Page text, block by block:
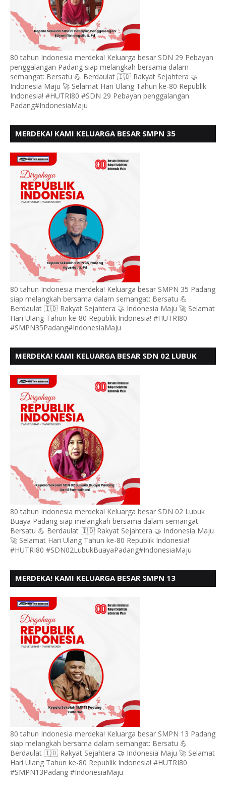
80 tahun Indonesia merdeka! Keluarga besar SDN 29 Pebayan
penggalangan Padang siap melangkah bersama dalam
semangat: Bersatu 💪 Berdaulat 🇮🇩 Rakyat Sejahtera 🤝
Indonesia Maju 🚀 Selamat Hari Ulang Tahun ke-80 Republik
Indonesia! #HUTRI80 #SDN 29 Pebayan penggalangan
Padang#IndonesiaMaju
MERDEKA! KAMI KELUARGA BESAR SMPN 35
80 tahun Indonesia merdeka! Keluarga besar SMPN 35 Padang
siap melangkah bersama dalam semangat: Bersatu 💪
Berdaulat 🇮🇩 Rakyat Sejahtera 🤝 Indonesia Maju 🚀 Selamat
Hari Ulang Tahun ke-80 Republik Indonesia! #HUTRI80
#SMPN35Padang#IndonesiaMaju
MERDEKA! KAMI KELUARGA BESAR SDN 02 LUBUK
HUT RI KE - 80,
80 tahun Indonesia merdeka! Keluarga besar SDN 02 Lubuk
Buaya Padang siap melangkah bersama dalam semangat:
Bersatu 💪 Berdaulat 🇮🇩 Rakyat Sejahtera 🤝 Indonesia Maju
🚀 Selamat Hari Ulang Tahun ke-80 Republik Indonesia!
#HUTRI80 #SDN02LubukBuayaPadang#IndonesiaMaju
MERDEKA! KAMI KELUARGA BESAR SMPN 13
80 tahun Indonesia merdeka! Keluarga besar SMPN 13 Padang
siap melangkah bersama dalam semangat: Bersatu 💪
Berdaulat 🇮🇩 Rakyat Sejahtera 🤝 Indonesia Maju 🚀 Selamat
Hari Ulang Tahun ke-80 Republik Indonesia! #HUTRI80
#SMPN13Padang #IndonesiaMaju